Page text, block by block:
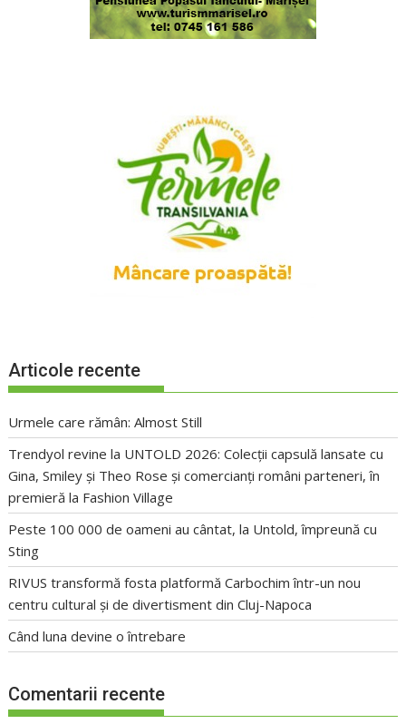
Articole recente
Urmele care rămân: Almost Still
Trendyol revine la UNTOLD 2026: Colecții capsulă lansate cu
Gina, Smiley și Theo Rose și comercianți români parteneri, în
premieră la Fashion Village
Peste 100 000 de oameni au cântat, la Untold, împreună cu
Sting
RIVUS transformă fosta platformă Carbochim într-un nou
centru cultural și de divertisment din Cluj-Napoca
Când luna devine o întrebare
Comentarii recente